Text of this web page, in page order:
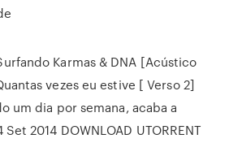
Karmas & DNA [Acústico
vezes eu estive [ Verso 2]
um dia por semana, acaba a
2014 DOWNLOAD UTORRENT